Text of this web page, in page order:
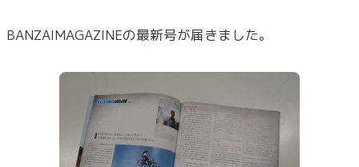
BANZAIMAGAZINEの最新号が届きました。